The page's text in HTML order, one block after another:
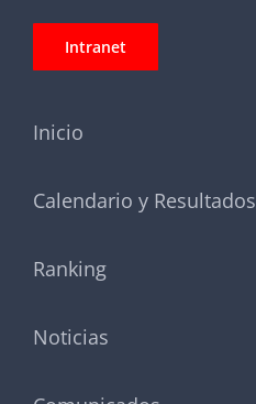
Intranet
Inicio
Calendario y Resultados
Ranking
Noticias